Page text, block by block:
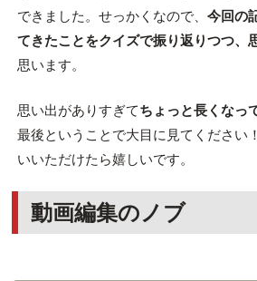
できました。せっかくなので、 今回の
てきたことをクイズで振り返りつつ、
思います。
思い出がありすぎてちょっと長くなっ
最後ということで大目に見てくださ
いいただけたら嬉しいです。
動画編集のノブ